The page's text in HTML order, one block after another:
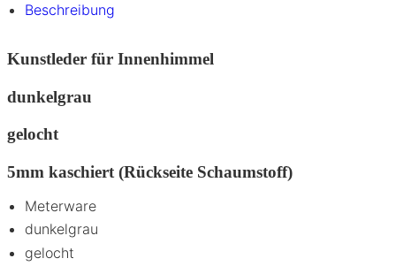
Beschreibung
Kunstleder für Innenhimmel
dunkelgrau
gelocht
5mm kaschiert (Rückseite Schaumstoff)
Meterware
dunkelgrau
gelocht